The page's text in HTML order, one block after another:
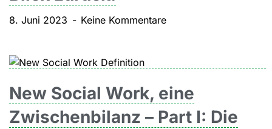
8. Juni 2023 Keine Kommentare
New Social Work, eine
Zwischenbilanz – Part I: Die